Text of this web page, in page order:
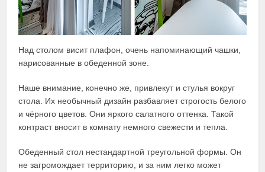
Над столом висит плафон, очень напоминающий чашки,
нарисованные в обеденной зоне.
Наше внимание, конечно же, привлекут и стулья вокруг
стола. Их необычный дизайн разбавляет строгость белого
и чёрного цветов. Они яркого салатного оттенка. Такой
контраст вносит в комнату немного свежести и тепла.
Обеденный стол нестандартной треугольной формы. Он
не загромождает территорию, и за ним легко может